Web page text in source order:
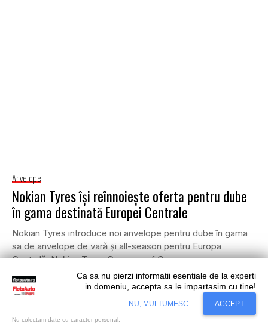
Anvelope
Nokian Tyres își reînnoiește oferta pentru dube
în gama destinată Europei Centrale
Nokian Tyres introduce noi anvelope pentru dube în gama
sa de anvelope de vară și all-season pentru Europa
Centrală. Nokian Tyres Cargoproof C...
•FLOTE AUTO
18 FEBRUARIE 2025
Situl nostru utilizeaza cookies. Ce inseamna
Accept
Ca sa nu pierzi informatii esentiale de la experti
in domeniu, accepta sa le impartasim cu tine!
NU, MULTUMESC ACCEPT
Nu colectam date cu caracter personal.